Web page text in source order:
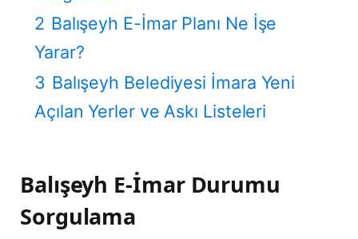
2 Balışeyh E-İmar Planı Ne İşe
Yarar?
3 Balışeyh Belediyesi İmara Yeni
Açılan Yerler ve Askı Listeleri
Balışeyh E-İmar Durumu
Sorgulama